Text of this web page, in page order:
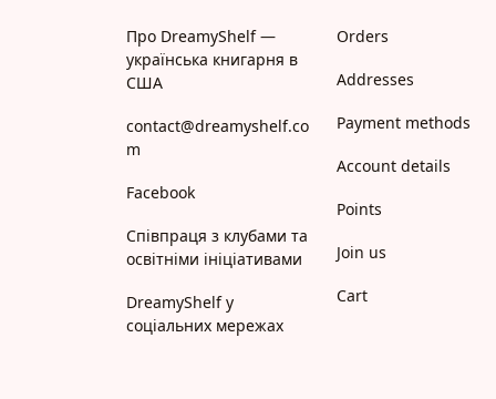
Про DreamyShelf —
українська книгарня в
США
contact@dreamyshelf.co
m
Facebook
Співпраця з клубами та
освітніми ініціативами
DreamyShelf у
соціальних мережах
Orders
Addresses
Payment methods
Account details
Points
Join us
Cart